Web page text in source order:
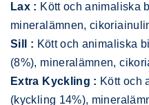
Lax : Kött och animaliska
mineralämnen,
Sill : Kött och animaliska
(8%), mineralämnen,
Extra Kyckling : Kött och
(kyckling 14%),